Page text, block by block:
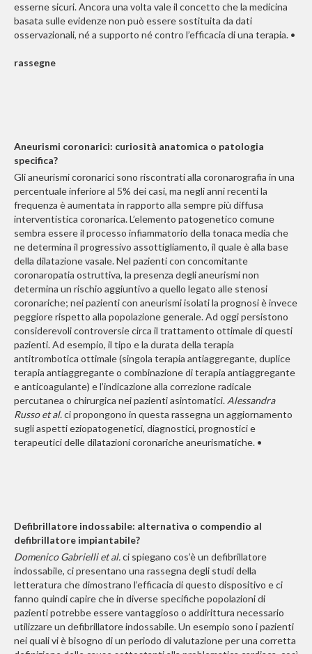
esserne sicuri. Ancora una volta vale il concetto che la medicina
basata sulle evidenze non può essere sostituita da dati
osservazionali, né a supporto né contro l’efficacia di una terapia. •
rassegne
Aneurismi coronarici: curiosità anatomica o patologia
specifica?
Gli aneurismi coronarici sono riscontrati alla coronarografia in una
percentuale inferiore al 5% dei casi, ma negli anni recenti la
frequenza è aumentata in rapporto alla sempre più diffusa
interventistica coronarica. L’elemento patogenetico comune
sembra essere il processo infiammatorio della tonaca media che
ne determina il progressivo assottigliamento, il quale è alla base
della dilatazione vasale. Nel pazienti con concomitante
coronaropatia ostruttiva, la presenza degli aneurismi non
determina un rischio aggiuntivo a quello legato alle stenosi
coronariche; nei pazienti con aneurismi isolati la prognosi è invece
peggiore rispetto alla popolazione generale. Ad oggi persistono
considerevoli controversie circa il trattamento ottimale di questi
pazienti. Ad esempio, il tipo e la durata della terapia
antitrombotica ottimale (singola terapia antiaggregante, duplice
terapia antiaggregante o combinazione di terapia antiaggregante
e anticoagulante) e l’indicazione alla correzione radicale
percutanea o chirurgica nei pazienti asintomatici. Alessandra
Russo et al.ci propongono in questa rassegna un aggiornamento
sugli aspetti eziopatogenetici, diagnostici, prognostici e
terapeutici delle dilatazioni coronariche aneurismatiche. •
Defibrillatore indossabile: alternativa o compendio al
defibrillatore impiantabile?
Domenico Gabrielli et al.ci spiegano cos’è un defibrillatore
indossabile, ci presentano una rassegna degli studi della
letteratura che dimostrano l’efficacia di questo dispositivo e ci
fanno quindi capire che in diverse specifiche popolazioni di
pazienti potrebbe essere vantaggioso o addirittura necessario
utilizzare un defibrillatore indossabile. Un esempio sono i pazienti
nei quali vi è bisogno di un periodo di valutazione per una corretta